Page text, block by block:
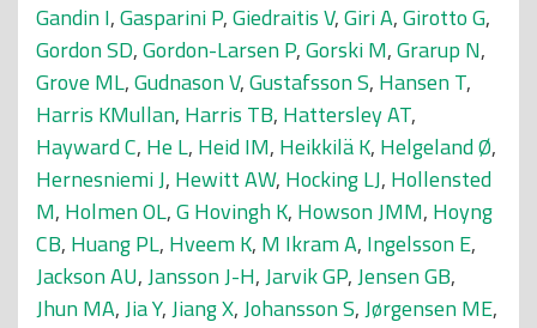
Gandin I,Gasparini P,Giedraitis V,Giri A,Girotto G,
Gordon SD,Gordon-Larsen P,Gorski M,Grarup N,
Grove ML,Gudnason V,Gustafsson S, Hansen T,
Harris KMullan, Harris TB, Hattersley AT,
Hayward C, He L, Heid IM, Heikkilä K, Helgeland Ø,
Hernesniemi J, Hewitt AW, Hocking LJ, Hollensted
M, Holmen OL,G Hovingh K, Howson JMM, Hoyng
CB, Huang PL, Hveem K, M Ikram A, Ingelsson E,
Jackson AU,Jansson J-H,Jarvik GP,Jensen GB,
Jhun MA,Jia Y,Jiang X,Johansson S,Jørgensen ME,